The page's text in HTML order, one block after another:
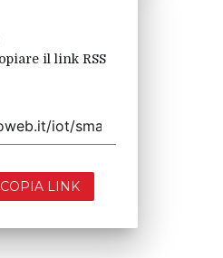
il link RSS
COPIA LINK